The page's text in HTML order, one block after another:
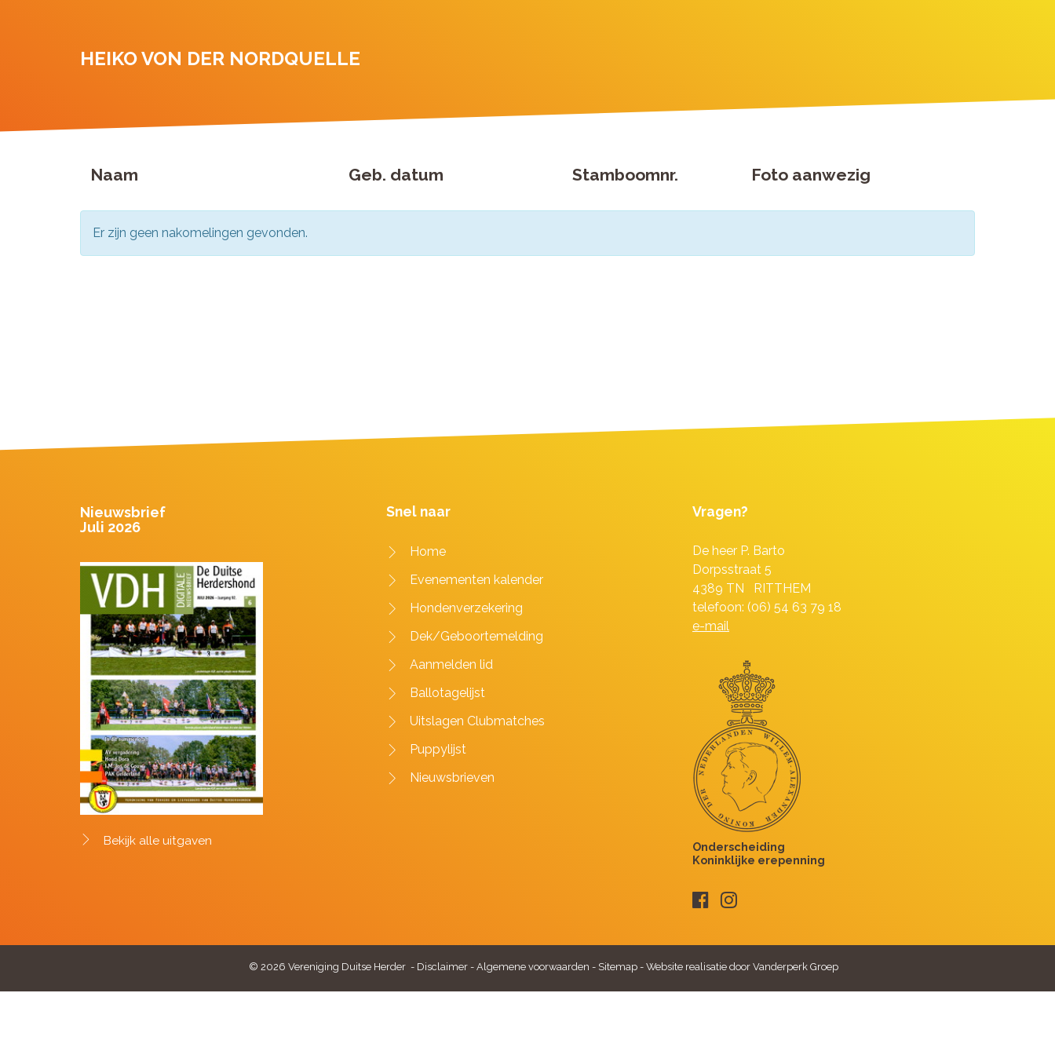
HEIKO VON DER NORDQUELLE
Naam Geb. datum Stamboomnr. Foto aanwezig
Er zijn geen nakomelingen gevonden.
Nieuwsbrief
Juli 2026
Bekijk alle uitgaven
Snel naar
Home
Evenementen kalender
Hondenverzekering
Dek/Geboortemelding
Aanmelden lid
Ballotagelijst
Uitslagen Clubmatches
Puppylijst
Nieuwsbrieven
Vragen?
De heer P. Barto
Dorpsstraat 5
4389 TN RITTHEM
telefoon: (06) 54 63 79 18
e-mail
© 2026 Vereniging Duitse Herder - Disclaimer- Algemene voorwaarden - Sitemap- Website realisatie door Vanderperk Groep